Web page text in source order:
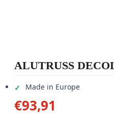
ALUTRUSS
Made in Europe
€93,91